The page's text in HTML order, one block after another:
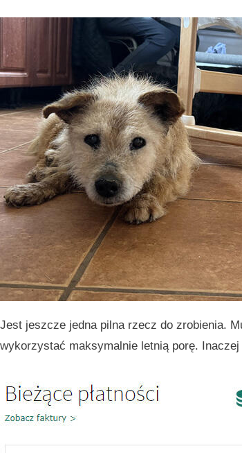
Jest jeszcze jedna pilna rzecz do zrobienia.
wykorzystać maksymalnie letnią porę.